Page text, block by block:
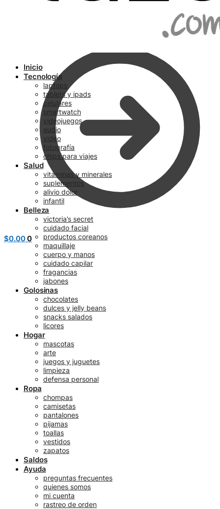
$0.00 0
Inicio
Tecnología
laptops
tablets y ipads
celulares
smartwatch
videojuegos
audio
video
fotografía
chips para viajes
Salud
vitaminas y minerales
suplementos
alivio dolor
infantil
Belleza
victoria’s secret
cuidado facial
productos coreanos
maquillaje
cuerpo y manos
cuidado capilar
fragancias
jabones
Golosinas
chocolates
dulces y jelly beans
snacks salados
licores
Hogar
mascotas
arte
juegos y juguetes
limpieza
defensa personal
Ropa
chompas
camisetas
pantalones
pijamas
toallas
vestidos
zapatos
Saldos
Ayuda
preguntas frecuentes
quienes somos
mi cuenta
rastreo de orden